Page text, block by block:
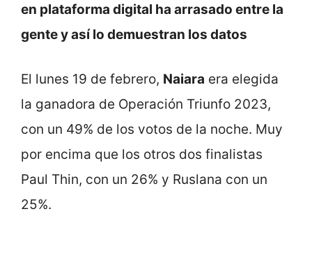
en plataforma digital ha arrasado entre la
gente y así lo demuestran los datos
El lunes 19 de febrero, Naiara era elegida
la ganadora de Operación Triunfo 2023,
con un 49% de los votos de la noche. Muy
por encima que los otros dos finalistas
Paul Thin, con un 26% y Ruslana con un
25%.